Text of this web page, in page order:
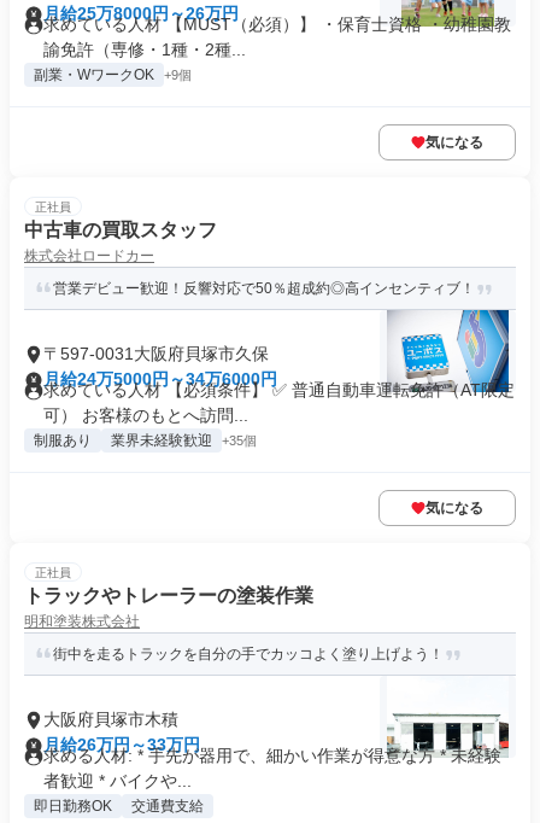
月給25万8000円～26万円
求めている人材 【MUST（必須）】 ・保育士資格 ・幼稚園教
諭免許（専修・1種・2種...
副業・WワークOK +9個
気になる
正社員
中古車の買取スタッフ
株式会社ロードカー
営業デビュー歓迎！反響対応で50％超成約◎高インセンティブ！
〒597-0031大阪府貝塚市久保
月給24万5000円～34万6000円
求めている人材 【必須条件】 ✅ 普通自動車運転免許（AT限定
可） お客様のもとへ訪問...
制服あり 業界未経験歓迎 +35個
気になる
正社員
トラックやトレーラーの塗装作業
明和塗装株式会社
街中を走るトラックを自分の手でカッコよく塗り上げよう！
大阪府貝塚市木積
月給26万円～33万円
求める人材: * 手先が器用で、細かい作業が得意な方 * 未経験
者歓迎 * バイクや...
即日勤務OK 交通費支給